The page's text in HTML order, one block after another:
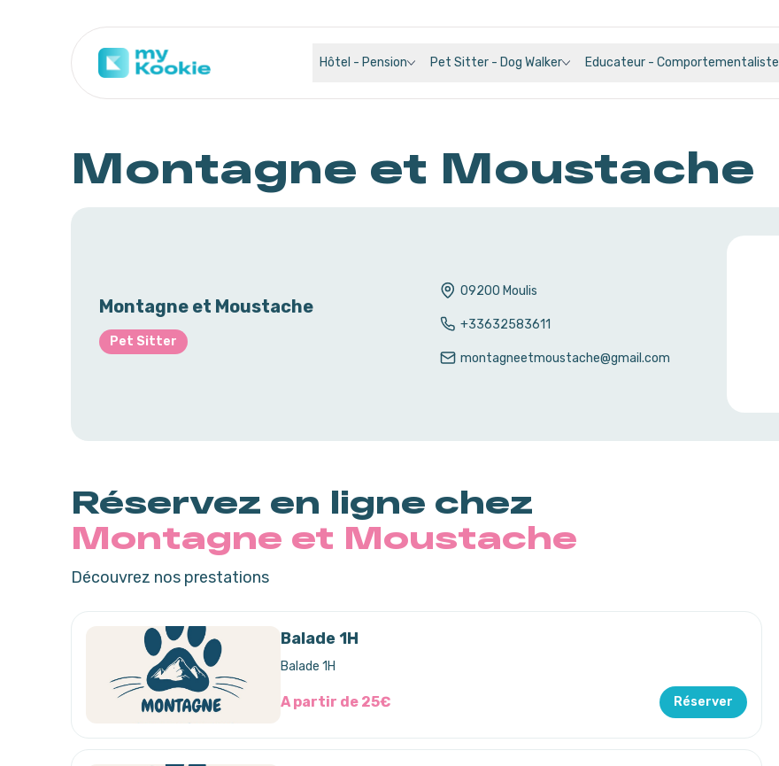
Hôtel - Pension Pet Sitter - Dog Walker Educateur - Comportementaliste
Montagne et Moustache
Montagne et Moustache
Pet Sitter
09200 Moulis
+33632583611
montagneetmoustache@gmail.com
Réservez en ligne chez
Montagne et Moustache
Découvrez nos prestations
Balade 1H
Balade 1H
A partir de 25€ Réserver